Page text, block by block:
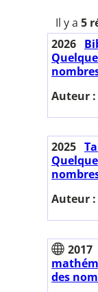
Il y a 5
2026
Auteur :
2025
Auteur :
2017
des